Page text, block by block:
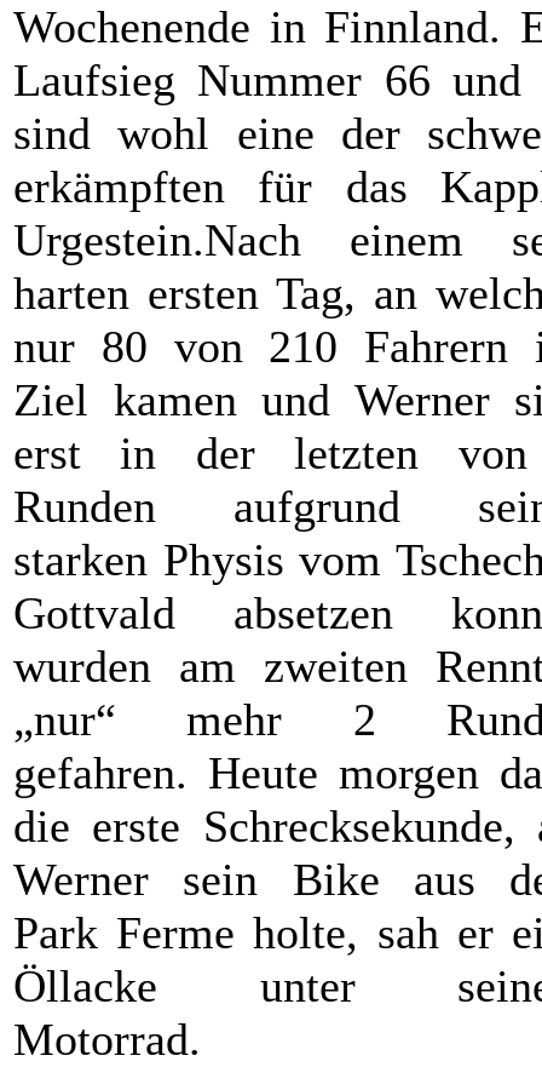
Wochenende in Finnland.
Laufsieg Nummer 66 und
sind wohl eine der
erkämpften für das
Urgestein.Nach einem
harten ersten Tag, an
nur 80 von 210 Fahrern
Ziel kamen und Werner
erst in der letzten
Runden aufgrund
starken Physis vom
Gottvald absetzen
wurden am zweiten
„nur“ mehr 2
gefahren. Heute morgen
die erste Schrecksekunde,
Werner sein Bike aus
Park Ferme holte, sah er
Öllacke unter
Motorrad.